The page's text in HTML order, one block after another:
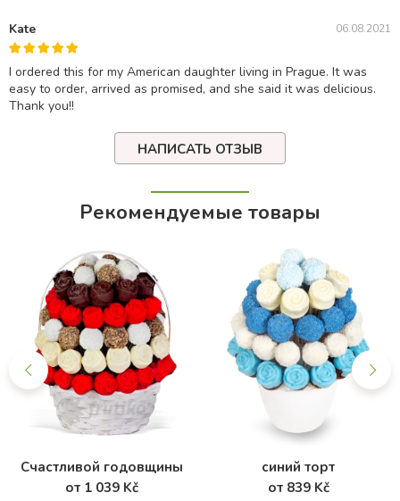
Kate 06.08.2021
I ordered this for my American daughter living in Prague. It was
easy to order, arrived as promised, and she said it was delicious.
Thank you!!
НАПИСАТЬ ОТЗЫВ
Рекомендуемые товары
Счастливой годовщины
от 1 039 Kč
синий торт
от 839 Kč